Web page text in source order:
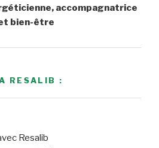
accompagnatrice
bien-être
RESALIB :
Resalib